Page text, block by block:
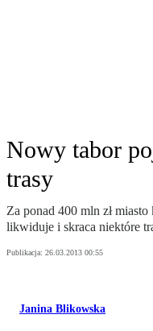
Nowy tabor
trasy
Za ponad 400 mln zł
likwiduje i skraca niektóre
Publikacja: 26.03.2013 00:55
Janina Blikowska